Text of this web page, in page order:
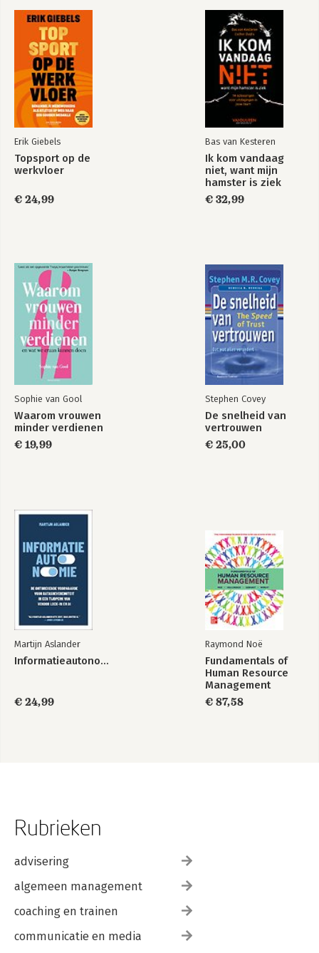
Erik Giebels
Topsport op de
werkvloer
€ 24,99
Bas van Kesteren
Ik kom vandaag
niet, want mijn
hamster is ziek
€ 32,99
Sophie van Gool
Waarom vrouwen
minder verdienen
€ 19,99
Stephen Covey
De snelheid van
vertrouwen
€ 25,00
Martijn Aslander
Informatieautonomie
€ 24,99
Raymond Noë
Fundamentals of
Human Resource
Management
€ 87,58
Rubrieken
advisering
algemeen management
coaching en trainen
communicatie en media